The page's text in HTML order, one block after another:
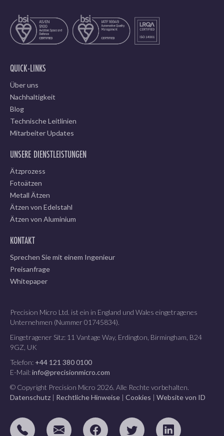
QUICK-LINKS
Über uns
Nachhaltigkeit
Blog
Technische Leitlinien
Mitarbeiter Updates
UNSERE DIENSTLEISTUNGEN
Ätzprozess
Fotoätzen
Metall Ätzen
Ätzen von Edelstahl
Ätzen von Aluminium
KONTAKT
Sprechen Sie mit einem Ingenieur
Preisanfrage
Whitepaper
Precision Micro Ltd. ist ein in England und Wales eingetragenes
Unternehmen (Nummer 01745834).
Eingetragener Sitz: 11 Vantage Way, Erdington, Birmingham, B24
9GZ, UK
Telefon: +44 121 380 0100
E-Mail:info@precisionmicro.com
© Copyright Precision Micro 2026. Alle Rechte vorbehalten.
Datenschutz | Rechtliche Hinweise | Cookies | Website von ID